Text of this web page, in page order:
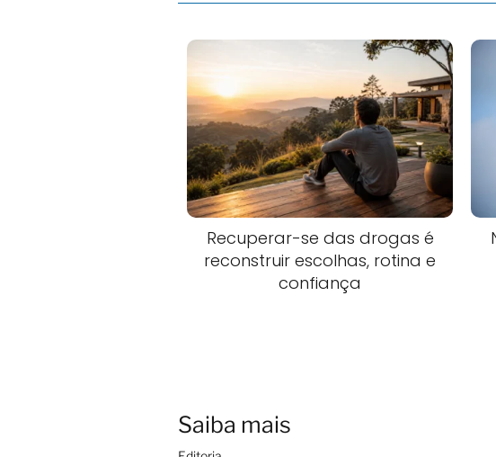
Recuperar-se das drogas é
reconstruir escolhas, rotina e
confiança
Saiba mais